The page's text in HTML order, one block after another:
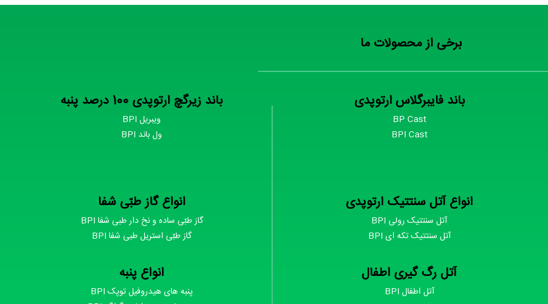
برخی از محصولات ما
باند فایبرگلاس ارتوپدی
BP Cast
BPI Cast
باند زیرگچ ارتوپدی 100 درصد پنبه
ویبریل BPI
ول باند BPI
انواع آتل سنتتیک ارتوپدی
آتل سنتتیک رولی BPI
آتل سنتتیک تکه ای BPI
انواع گاز طبّی شفا
گاز طبّی ساده و نخ دار طبی شفا BPI
گاز طبّی استریل طبی شفا BPI
آتل رگ گیری اطفال
آتل اطفال BPI
انواع پنبه
پنبه های هیدروفیل توپک BPI